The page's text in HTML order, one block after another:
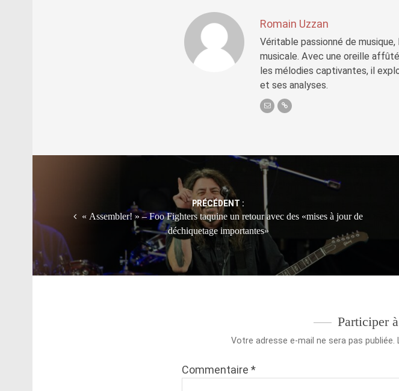
Romain Uzzan
Véritable passionné de
musicale. Avec une oreille
les mélodies captivantes, il
et ses analyses.
PRÉCÉDENT :
« Assembler! » – Foo Fighters taquine un retour avec des «mises à jour de
déchiquetage importantes»
Participer
Votre adresse e-mail ne sera pas publiée.
Commentaire *